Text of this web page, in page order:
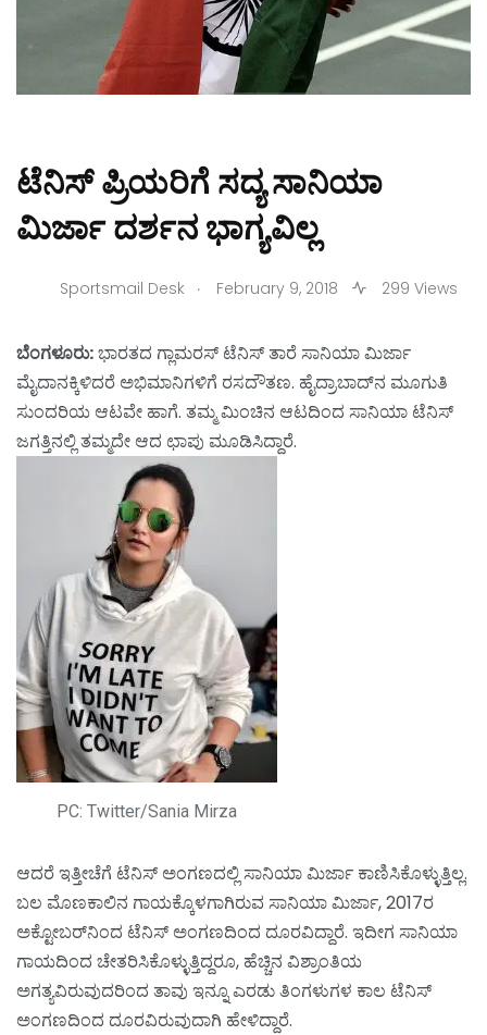
ಟೆನಿಸ್ ಪ್ರಿಯರಿಗೆ ಸದ್ಯ ಸಾನಿಯಾ
ಮಿರ್ಜಾ ದರ್ಶನ ಭಾಗ್ಯವಿಲ್ಲ
Sportsmail Desk . February 9, 2018 299 Views
ಬೆಂಗಳೂರು:ಭಾರತದ ಗ್ಲಾಮರಸ್ ಟೆನಿಸ್ ತಾರೆ ಸಾನಿಯಾ ಮಿರ್ಜಾ
ಮೈದಾನಕ್ಕಿಳಿದರೆ ಅಭಿಮಾನಿಗಳಿಗೆ ರಸದೌತಣ. ಹೈದ್ರಾಬಾದ್‌ನ ಮೂಗುತಿ
ಸುಂದರಿಯ ಆಟವೇ ಹಾಗೆ. ತಮ್ಮ ಮಿಂಚಿನ ಆಟದಿಂದ ಸಾನಿಯಾ ಟೆನಿಸ್
ಜಗತ್ತಿನಲ್ಲಿ ತಮ್ಮದೇ ಆದ ಛಾಪು ಮೂಡಿಸಿದ್ದಾರೆ.
PC: Twitter/Sania Mirza
ಆದರೆ ಇತ್ತೀಚೆಗೆ ಟೆನಿಸ್ ಅಂಗಣದಲ್ಲಿ ಸಾನಿಯಾ ಮಿರ್ಜಾ ಕಾಣಿಸಿಕೊಳ್ಳುತ್ತಿಲ್ಲ.
ಬಲ ಮೊಣಕಾಲಿನ ಗಾಯಕ್ಕೊಳಗಾಗಿರುವ ಸಾನಿಯಾ ಮಿರ್ಜಾ, 2017ರ
ಅಕ್ಟೋಬರ್‌ನಿಂದ ಟೆನಿಸ್ ಅಂಗಣದಿಂದ ದೂರವಿದ್ದಾರೆ. ಇದೀಗ ಸಾನಿಯಾ
ಗಾಯದಿಂದ ಚೇತರಿಸಿಕೊಳ್ಳುತ್ತಿದ್ದರೂ, ಹೆಚ್ಚಿನ ವಿಶ್ರಾಂತಿಯ
ಅಗತ್ಯವಿರುವುದರಿಂದ ತಾವು ಇನ್ನೂ ಎರಡು ತಿಂಗಳುಗಳ ಕಾಲ ಟೆನಿಸ್
ಅಂಗಣದಿಂದ ದೂರವಿರುವುದಾಗಿ ಹೇಳಿದ್ದಾರೆ.